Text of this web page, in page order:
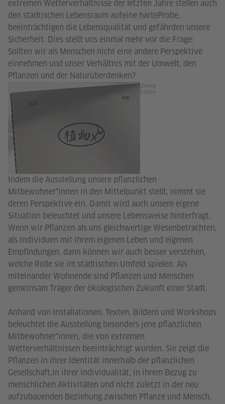
extremen Wetterverhältnisse der letzten Jahre stellen auch
den städtischen Lebensraum aufeine harteProbe,
beeinträchtigen die Lebensqualität und gefährden unsere
Sicherheit. Dies stellt uns einmal mehr vor die Frage:
Sollten wir als Menschen nicht eine andere Perspektive
einnehmen und unser Verhältnis mit der Umwelt, den
Pflanzen und der Naturüberdenken?
Zheng
Luhan
Indem die Ausstellung unsere pflanzlichen
Mitbewohner*innen in den Mittelpunkt stellt, nimmt sie
deren Perspektive ein. Damit wird auch unsere eigene
Situation beleuchtet und unsere Lebensweise hinterfragt.
Wenn wir Pflanzen als uns gleichwertige Wesenbetrachten,
als Individuen mit ihrem eigenen Leben und eigenen
Empfindungen, dann können wir auch besser verstehen,
welche Rolle sie im städtischen Umfeld spielen. Als
miteinander Wohnende sind Pflanzen und Menschen
gemeinsam Träger der ökologischen Zukunft einer Stadt.
Anhand von Installationen, Texten, Bildern und Workshops
beleuchtet die Ausstellung besonders jene pflanzlichen
Mitbewohner*innen, die von extremen
Wetterverhältnissen beeinträchtigt wurden. Sie zeigt die
Pflanzen in ihrer Identität innerhalb der pflanzlichen
Gesellschaft,in ihrer Individualität, in ihrem Bezug zu
menschlichen Aktivitäten und nicht zuletzt in der neu
aufzubauenden Beziehung zwischen Pflanze und Mensch.